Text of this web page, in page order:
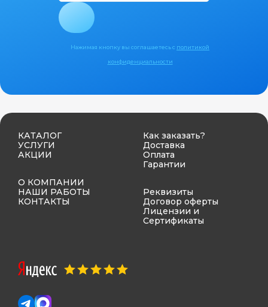
Нажимая кнопку вы соглашаетесь с политикой
конфиденциальности
КАТАЛОГ
УСЛУГИ
АКЦИИ
О КОМПАНИИ
НАШИ РАБОТЫ
КОНТАКТЫ
Как заказать?
Доставка
Оплата
Гарантии
Реквизиты
Договор оферты
Лицензии и
Сертификаты